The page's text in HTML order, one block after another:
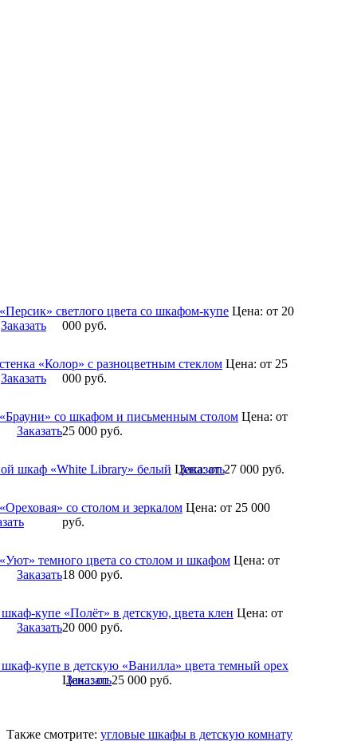
светлого цвета со шкафом-купе Цена: от 20
000руб.
Заказать
«Колор» с разноцветным стеклом Цена: от 25
000руб.
Заказать
со шкафом и письменным столом Цена: от
25 000руб.
Заказать
шкаф «White Library» белый Цена:от 27 000 руб.
Заказать
со столом и зеркалом Цена: от 25 000
руб.
темного цвета со столом и шкафом Цена: от
18 000руб.
Заказать
купе «Полёт» в детскую, цвета клен Цена: от
20 000руб.
Заказать
купе в детскую «Ванилла» цвета темный орех
Цена:от 25 000руб.
Заказать
Также смотрите: угловые шкафы в детскую комнату